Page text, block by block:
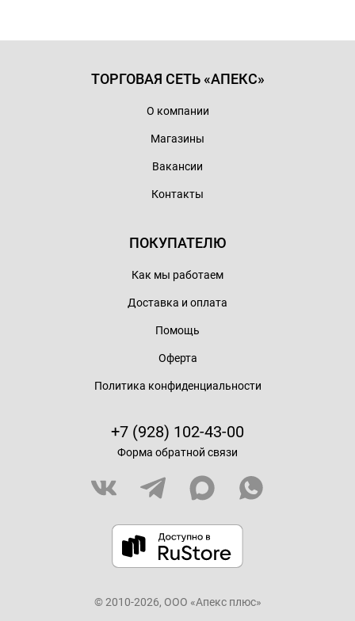
ТОРГОВАЯ СЕТЬ «АПЕКС»
О компании
Магазины
Вакансии
Контакты
ПОКУПАТЕЛЮ
Как мы работаем
Доставка и оплата
Помощь
Оферта
Политика конфиденциальности
+7 (928) 102-43-00
Форма обратной связи
© 2010-2026, ООО «Апекс плюс»